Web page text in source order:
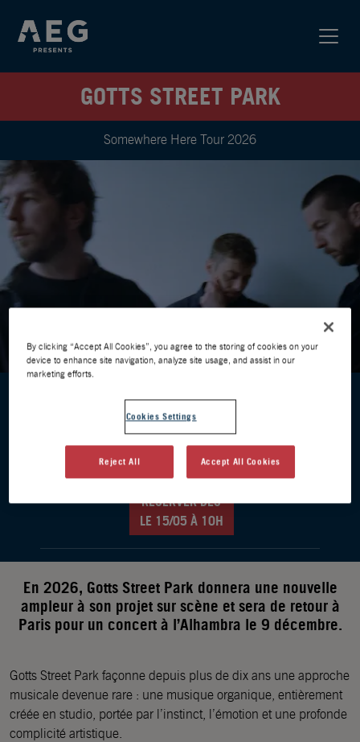
GOTTS STREET PARK
Somewhere Here Tour 2026
DATES DES ÉVÈNEMENTS
MERCREDI,9 DÉC.L'Alhambra - Paris
RÉSERVER DÈS
LE 15/05 À 10H
En 2026, Gotts Street Park donnera une nouvelle
ampleur à son projet sur scène et sera de retour à
Paris pour un concert à l’Alhambra le 9 décembre.
Gotts Street Park façonne depuis plus de dix ans une approche
musicale devenue rare : une musique organique, entièrement
créée en studio, portée par l’instinct, l’émotion et une profonde
complicité artistique.
By clicking “Accept All Cookies”, you agree to the storing of cookies on your
device to enhance site navigation, analyze site usage, and assist in our
marketing efforts.
Cookies Settings
Reject All Accept All Cookies